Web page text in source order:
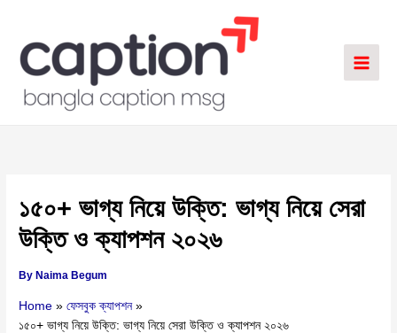
content
১৫০+ ভাগ্য নিয়ে উক্তি: ভাগ্য নিয়ে সেরা
উক্তি ও ক্যাপশন ২০২৬
ByNaima Begum
Home
ফেসবুক ক্যাপশন
১৫০+ ভাগ্য নিয়ে উক্তি: ভাগ্য নিয়ে সেরা উক্তি ও ক্যাপশন ২০২৬